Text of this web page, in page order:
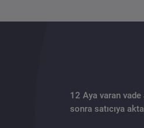
12 Aya varan
sonra satıcıya